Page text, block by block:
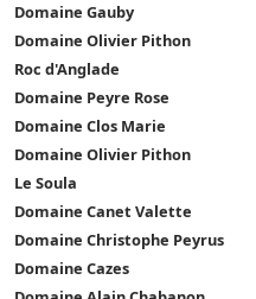
Domaine Gauby
Domaine Olivier Pithon
Roc d'Anglade
Domaine Peyre Rose
Domaine Clos Marie
Domaine Olivier Pithon
Le Soula
Domaine Canet Valette
Domaine Christophe Peyrus
Domaine Cazes